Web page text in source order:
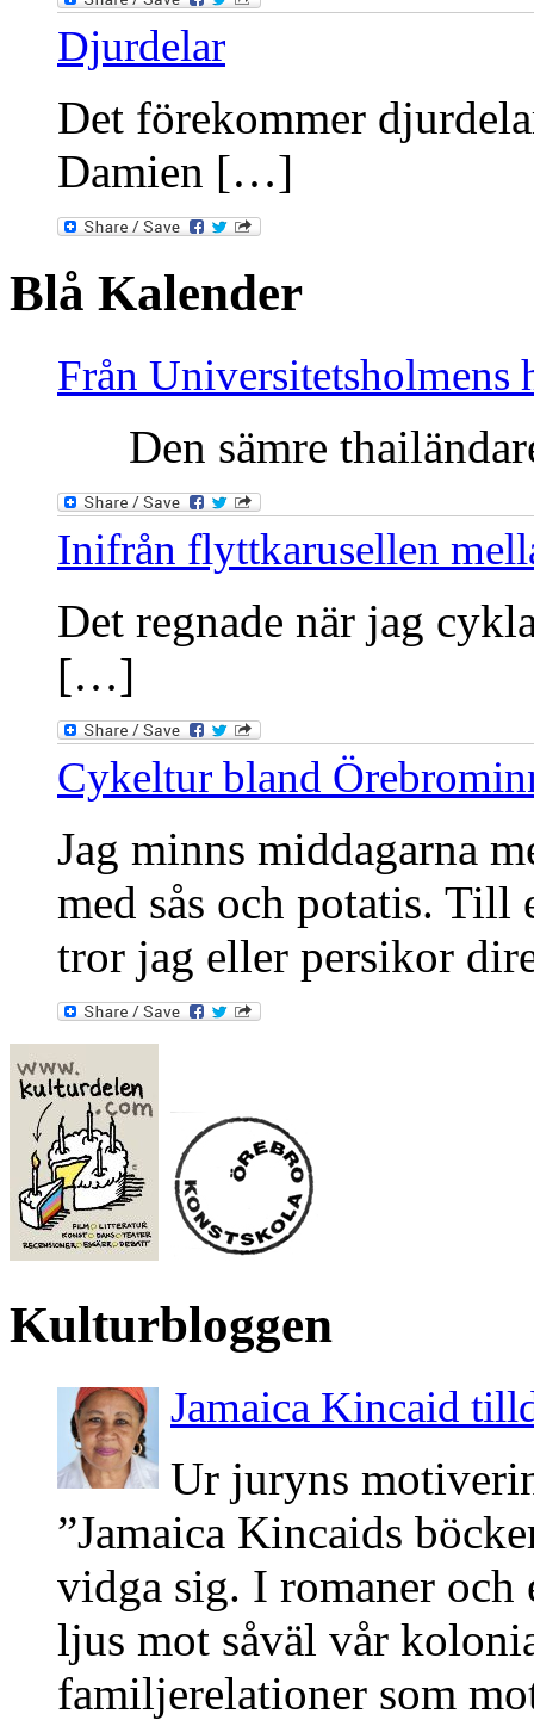
Djurdelar
Det förekommer
Damien […]
Blå Kalender
Från Universitetsholmens
Den sämre
Inifrån flyttkarusellen
Det regnade när jag
[…]
Cykeltur bland
Jag minns middagarna
med sås och potatis. Till
tror jag eller persikor
Kulturbloggen
Jamaica Kincaid
Ur juryns
”Jamaica Kincaids
vidga sig. I romaner
ljus mot såväl vår
familjerelationer som